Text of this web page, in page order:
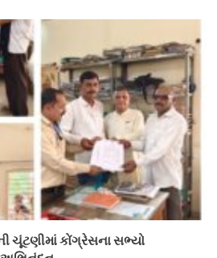
ચૂંટણીમાં કોંગ્રેસના સભ્યો